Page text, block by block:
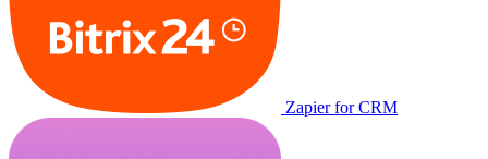
Zapier for CRM